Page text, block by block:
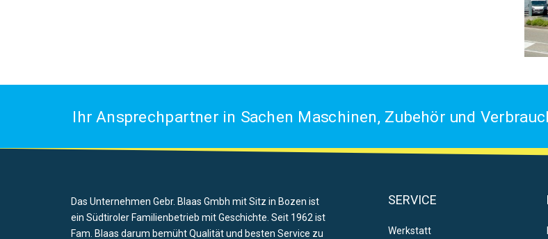
Ihr Ansprechpartner in Sachen Maschinen, Zubehör und
Das Unternehmen Gebr. Blaas Gmbh mit Sitz in Bozen ist
ein Südtiroler Familienbetrieb mit Geschichte. Seit 1962 ist
Fam. Blaas darum bemüht Qualität und besten Service zu
SERVICE
Werkstatt